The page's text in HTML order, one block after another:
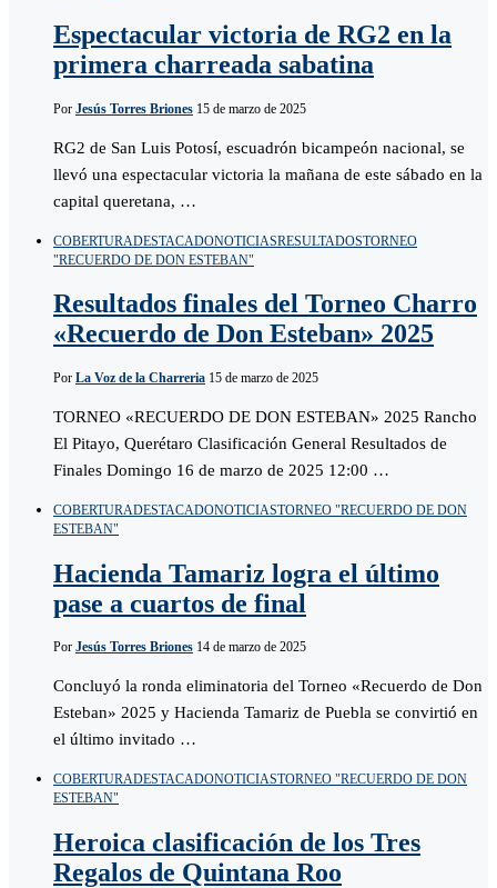
Espectacular victoria de RG2 en la
primera charreada sabatina
Por Jesús Torres Briones 15 de marzo de 2025
RG2 de San Luis Potosí, escuadrón bicampeón nacional, se
llevó una espectacular victoria la mañana de este sábado en la
capital queretana, …
COBERTURADESTACADONOTICIASRESULTADOSTORNEO
"RECUERDO DE DON ESTEBAN"
Resultados finales del Torneo Charro
«Recuerdo de Don Esteban» 2025
Por La Voz de la Charreria 15 de marzo de 2025
TORNEO «RECUERDO DE DON ESTEBAN» 2025 Rancho
El Pitayo, Querétaro Clasificación General Resultados de
Finales Domingo 16 de marzo de 2025 12:00 …
COBERTURADESTACADONOTICIASTORNEO "RECUERDO DE DON
ESTEBAN"
Hacienda Tamariz logra el último
pase a cuartos de final
Por Jesús Torres Briones 14 de marzo de 2025
Concluyó la ronda eliminatoria del Torneo «Recuerdo de Don
Esteban» 2025 y Hacienda Tamariz de Puebla se convirtió en
el último invitado …
COBERTURADESTACADONOTICIASTORNEO "RECUERDO DE DON
ESTEBAN"
Heroica clasificación de los Tres
Regalos de Quintana Roo